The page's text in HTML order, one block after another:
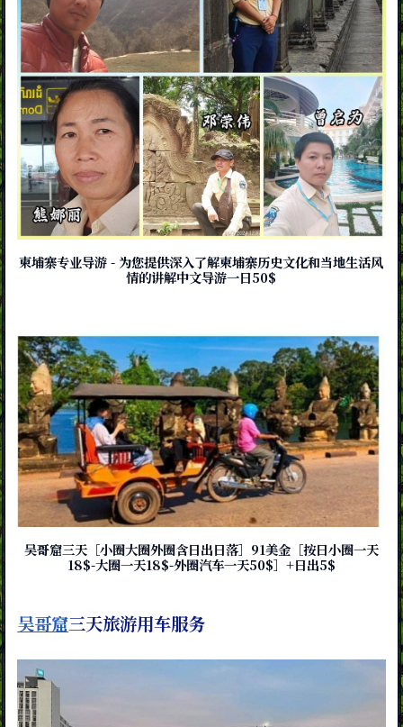
柬埔寨专业导游 - 为您提供深入了解柬埔寨历史文化和当地生活风
情的讲解中文导游一日50$
吴哥窟三天［小圈大圈外圈含日出日落］91美金［按日小圈一天
18$-大圈一天18$-外圈汽车一天50$］+日出5$
吴哥窟三天旅游用车服务